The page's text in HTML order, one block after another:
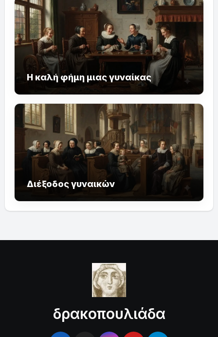
Η καλή φήμη μιας γυναίκας
Διέξοδος γυναικών
δρακοπουλιάδα